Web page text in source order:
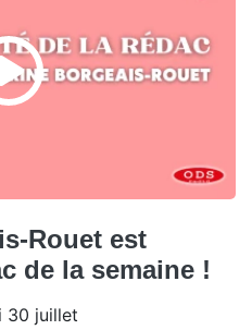
Rouet est
de la semaine !
30 juillet